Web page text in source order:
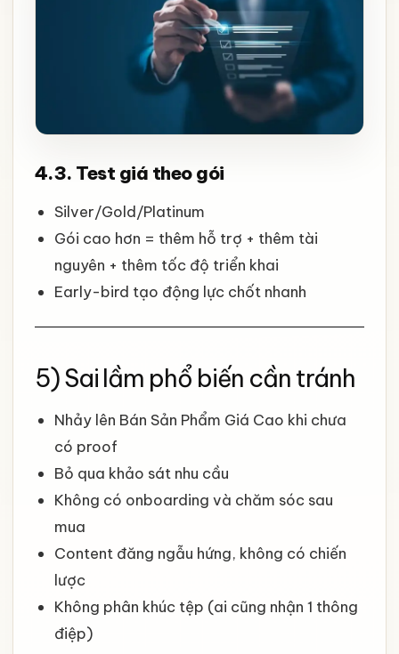
4.3. Test giá theo gói
Silver/Gold/Platinum
Gói cao hơn = thêm hỗ trợ + thêm tài
nguyên + thêm tốc độ triển khai
Early-bird tạo động lực chốt nhanh
5) Sai lầm phổ biến cần tránh
Nhảy lên Bán Sản Phẩm Giá Cao khi chưa
có proof
Bỏ qua khảo sát nhu cầu
Không có onboarding và chăm sóc sau
mua
Content đăng ngẫu hứng, không có chiến
lược
Không phân khúc tệp (ai cũng nhận 1 thông
điệp)